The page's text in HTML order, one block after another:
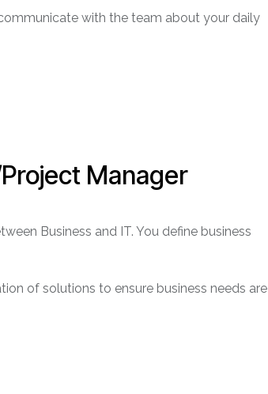
with the team about your daily
Manager
Business and IT. You define business
of solutions to ensure business needs are